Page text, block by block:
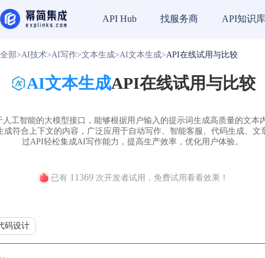
API Hub 找服务商 API知识库
全部>AI技术>AI写作>文本生成>AI文本生成>API在线试用与比较
AI文本生成API在线试用与比较
工智能的大模型接口，能够根据用户输入的提示词生成高质量的文本
成符合上下文的内容，广泛应用于自动写作、智能客服、代码生成、文
过API轻松集成AI写作能力，提高生产效率，优化用户体验。
已有 11369次开发者试用，免费试用看看效果！
码设计